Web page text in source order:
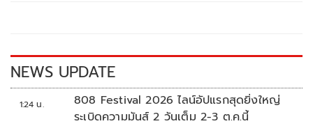
k k
NEWS UPDATE
1:24 น.
808 Festival 2026 ไลน์อัปแรกสุดยิ่งใหญ่
ระเบิดความมันส์ 2 วันเต็ม 2-3 ต.ค.นี้